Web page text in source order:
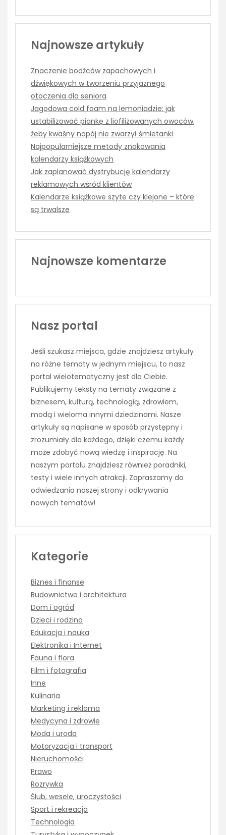
Najnowsze artykuły
Znaczenie bodźców zapachowych i
dźwiękowych w tworzeniu przyjaznego
otoczenia dla seniora
Jagodowa cold foam na lemoniadzie: jak
ustabilizować piankę z liofilizowanych owoców,
żeby kwaśny napój nie zwarzył śmietanki
Najpopularniejsze metody znakowania
kalendarzy książkowych
Jak zaplanować dystrybucję kalendarzy
reklamowych wśród klientów
Kalendarze książkowe szyte czy klejone – które
są trwalsze
Najnowsze komentarze
Nasz portal
Jeśli szukasz miejsca, gdzie znajdziesz artykuły
na różne tematy w jednym miejscu, to nasz
portal wielotematyczny jest dla Ciebie.
Publikujemy teksty na tematy związane z
biznesem, kulturą, technologią, zdrowiem,
modą i wieloma innymi dziedzinami. Nasze
artykuły są napisane w sposób przystępny i
zrozumiały dla każdego, dzięki czemu każdy
może zdobyć nową wiedzę i inspirację. Na
naszym portalu znajdziesz również poradniki,
testy i wiele innych atrakcji. Zapraszamy do
odwiedzania naszej strony i odkrywania
nowych tematów!
Kategorie
Biznes i finanse
Budownictwo i architektura
Dom i ogród
Dzieci i rodzina
Edukacja i nauka
Elektronika i Internet
Fauna i flora
Film i fotografia
Inne
Kulinaria
Marketing i reklama
Medycyna i zdrowie
Moda i uroda
Motoryzacja i transport
Nieruchomości
Prawo
Rozrywka
Ślub, wesele, uroczystości
Sport i rekreacja
Technologia